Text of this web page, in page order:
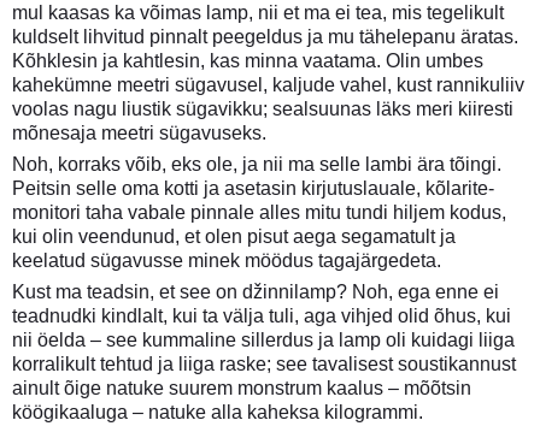
mul kaasas ka võimas lamp, nii et ma ei tea, mis tegelikult
kuldselt lihvitud pinnalt peegeldus ja mu tähelepanu äratas.
Kõhklesin ja kahtlesin, kas minna vaatama. Olin umbes
kahekümne meetri sügavusel, kaljude vahel, kust rannikuliiv
voolas nagu liustik sügavikku; sealsuunas läks meri kiiresti
mõnesaja meetri sügavuseks.
Noh, korraks võib, eks ole, ja nii ma selle lambi ära tõingi.
Peitsin selle oma kotti ja asetasin kirjutuslauale, kõlarite-
monitori taha vabale pinnale alles mitu tundi hiljem kodus,
kui olin veendunud, et olen pisut aega segamatult ja
keelatud sügavusse minek möödus tagajärgedeta.
Kust ma teadsin, et see on džinnilamp? Noh, ega enne ei
teadnudki kindlalt, kui ta välja tuli, aga vihjed olid õhus, kui
nii öelda – see kummaline sillerdus ja lamp oli kuidagi liiga
korralikult tehtud ja liiga raske; see tavalisest soustikannust
ainult õige natuke suurem monstrum kaalus – mõõtsin
köögikaaluga – natuke alla kaheksa kilogrammi.